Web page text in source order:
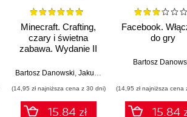
Minecraft. Crafting,
czary i świetna
zabawa. Wydanie II
Bartosz Danowski Jakub Danowski
(14,95 zł najniższa cena z 30 dni)
15.84 zł
Facebook.
do gry
Bartosz
(14,95 zł najniższa cena
15.84